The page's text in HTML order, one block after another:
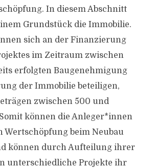
In diesem Abschnitt
Grundstück die Immobilie.
sich an der Finanzierung
im Zeitraum zwischen
erfolgten Baugenehmigung
der Immobilie beteiligen,
zwischen 500 und
können die Anleger*innen
Wertschöpfung beim Neubau
können durch Aufteilung ihrer
unterschiedliche Projekte ihr